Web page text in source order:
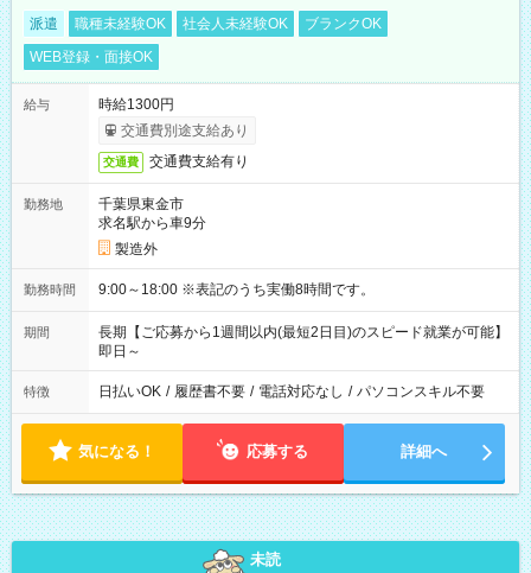
派遣 職種未経験OK 社会人未経験OK
ブランクOK
WEB登録・面接OK
給与
時給1300円
交通費別途支給あり
交通費 交通費支給有り
勤務地
千葉県東金市
求名駅から車9分
製造外
勤務時間 9:00～18:00 ※表記のうち実働8時間です。
期間
長期【ご応募から1週間以内(最短2日目)のスピード就業が可能】
即日～
特徴 日払いOK / 履歴書不要 / 電話対応なし / パソコンスキル不要
気になる！ 応募する 詳細へ
未読